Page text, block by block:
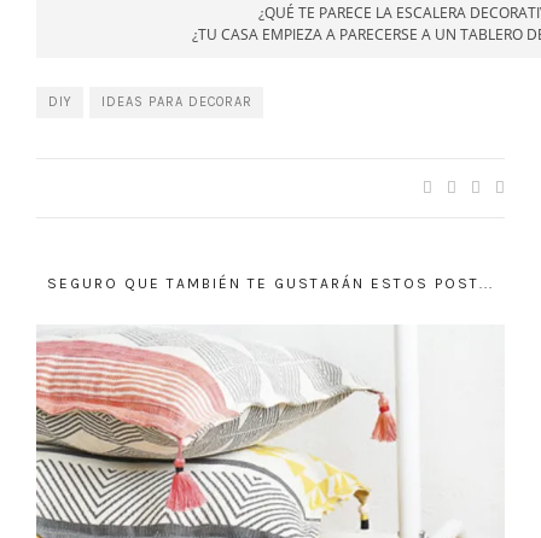
¿QUÉ TE PARECE LA ESCALERA
¿TU CASA EMPIEZA A PARECERSE A UN TABLERO
DIY IDEAS PARA DECORAR
SEGURO QUE TAMBIÉN TE GUSTARÁN ESTOS POST...